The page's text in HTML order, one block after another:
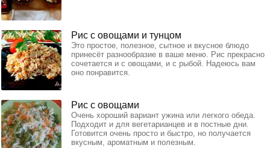
Рис с овощами и тунцом
Это простое, полезное, сытное и вкусное блюдо
принесёт разнообразие в ваше меню. Рис прекрасно
сочетается и с овощами, и с рыбой. Надеюсь вам
оно понравится.
Рис с овощами
Очень хороший вариант ужина или легкого обеда.
Подходит и для вегетарианцев и в постные дни.
Готовится очень просто и быстро, но получается
вкусным, ароматным и полезным.